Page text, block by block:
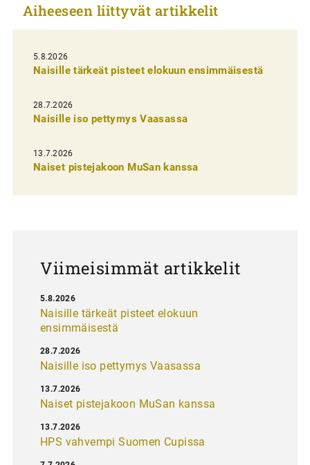
k
e
l
i
e
n
e
Aiheeseen liittyvät artikkelit
5.8.2026
Naisille tärkeät pisteet elokuun ensimmäisestä
28.7.2026
Naisille iso pettymys Vaasassa
13.7.2026
Naiset pistejakoon MuSan kanssa
Viimeisimmät artikkelit
Naisille tärkeät pisteet elokuun
ensimmäisestä
5.8.2026
Naisille iso pettymys Vaasassa
28.7.2026
Naiset pistejakoon MuSan kanssa
13.7.2026
HPS vahvempi Suomen Cupissa
13.7.2026